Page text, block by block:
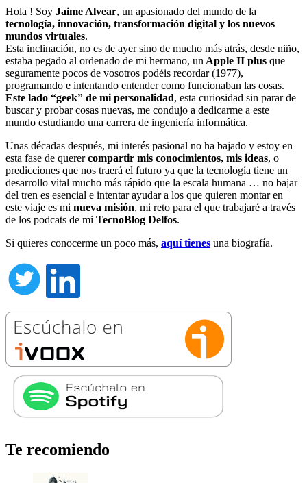
Hola ! Soy Jaime Alvear, un apasionado del mundo de la
tecnología, innovación, transformación digital y los nuevos
mundos virtuales.
Esta inclinación, no es de ayer sino de mucho más atrás, desde niño,
estaba pegado al ordenado de mi hermano, un Apple II plus que
seguramente pocos de vosotros podéis recordar (1977),
programando e intentando entender como funcionaban las cosas.
Este lado “geek” de mi personalidad, esta curiosidad sin parar de
buscar y probar cosas nuevas, me condujo a dedicarme a este
mundo estudiando una carrera de ingeniería informática.
Unas décadas después, mi interés pasional no ha bajado y estoy en
esta fase de querercompartir mis conocimientos, mis ideas, o
predicciones que nos traerá el futuro ya que la tecnología tiene un
desarrollo vital mucho más rápido que la escala humana … no bajar
del tren es esencial e intentar ayudar a los que quieren montar en
este viaje es mi nueva misión, mi reto para el que trabajaré a través
de los podcats de mi TecnoBlog Delfos.
Si quieres conocerme un poco más, aquí tienes una biografía.
Te recomiendo